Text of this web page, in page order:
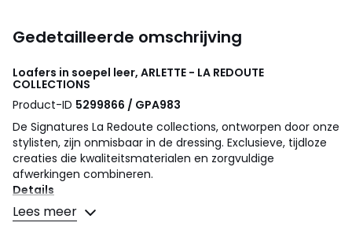
Gedetailleerde omschrijving
Loafers in soepel leer, ARLETTE - LA REDOUTE
COLLECTIONS
Product-ID 5299866 / GPA983
De Signatures La Redoute collections, ontworpen door onze
stylisten, zijn onmisbaar in de dressing. Exclusieve, tijdloze
creaties die kwaliteitsmaterialen en zorgvuldige
afwerkingen combineren.
Details
• Loafers
• Hoogte hak : 3 cm
Lees meer